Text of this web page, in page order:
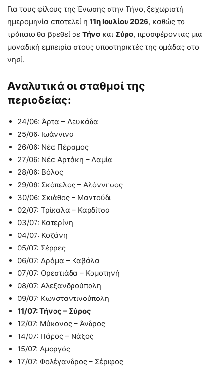
Για τους φίλους της Ένωσης στην Τήνο, ξεχωριστή
ημερομηνία αποτελεί η 11η Ιουλίου 2026, καθώς το
τρόπαιο θα βρεθεί σε Τήνο και Σύρο, προσφέροντας μια
μοναδική εμπειρία στους υποστηρικτές της ομάδας στο
νησί.
Αναλυτικά οι σταθμοί της
περιοδείας:
24/06: Άρτα – Λευκάδα
25/06: Ιωάννινα
26/06: Νέα Πέραμος
27/06: Νέα Αρτάκη – Λαμία
28/06: Βόλος
29/06: Σκόπελος – Αλόννησος
30/06: Σκιάθος – Μαντούδι
02/07: Τρίκαλα – Καρδίτσα
03/07: Κατερίνη
04/07: Κοζάνη
05/07: Σέρρες
06/07: Δράμα – Καβάλα
07/07: Ορεστιάδα – Κομοτηνή
08/07: Αλεξανδρούπολη
09/07: Κωνσταντινούπολη
11/07: Τήνος – Σύρος
12/07: Μύκονος – Άνδρος
14/07: Πάρος – Νάξος
15/07: Αμοργός
17/07: Φολέγανδρος – Σέριφος